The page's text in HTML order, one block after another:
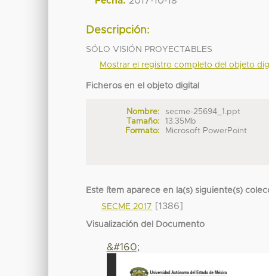
Descripción:
SÓLO VISIÓN PROYECTABLES
Mostrar el registro completo del objeto
Ficheros en el objeto digital
Nombre:
secme-25694_1.ppt
Tamaño:
13.35Mb
Formato:
Microsoft PowerPoint
Este ítem aparece en la(s) siguiente(s)
SECME 2017
[1386]
Visualización del Documento
&#160;